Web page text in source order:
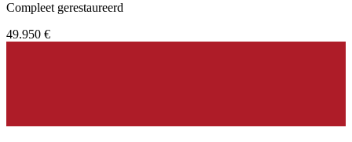
Compleet gerestaureerd
49.950 €